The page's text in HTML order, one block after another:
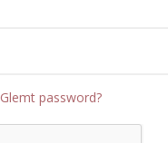
Glemt password?